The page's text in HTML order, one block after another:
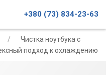
+380 (73) 834-23-63
Чистка ноутбука с
подход к охлаждению